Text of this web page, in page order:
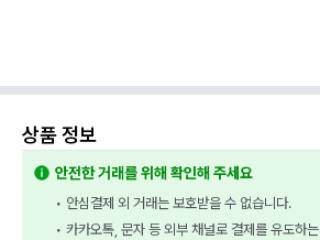
상품 정보
안전한 거래를 위해 확인해 주세요
• 안심결제 외 거래는 보호받을 수 없습니다.
• 카카오톡, 문자 등 외부 채널로 결제를 유도하